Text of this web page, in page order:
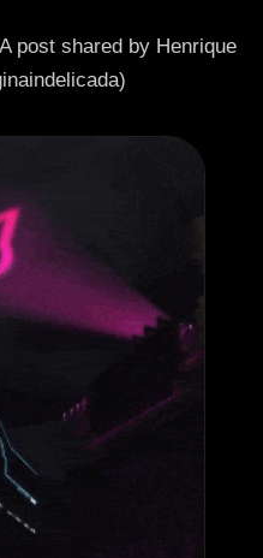
A post shared by Henrique